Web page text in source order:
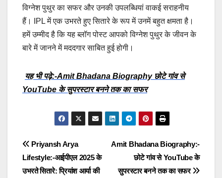
विग्नेश पुथुर का सफर और उनकी उपलब्धियां वाकई सराहनीय
हैं। IPL में एक उभरते हुए सितारे के रूप में उनमें बहुत क्षमता है।
हमें उम्मीद है कि यह ब्लॉग पोस्ट आपको विग्नेश पुथुर के जीवन के
बारे में जानने में मददगार साबित हुई होगी।
यह भी पढ़े:-Amit Bhadana Biography छोटे गांव से
YouTube के सुपरस्टार बनने तक का सफर
Post
navigation
Amit Bhadana Biography:-
छोटे गांव से YouTube के
सुपरस्टार बनने तक का सफर
Priyansh Arya
Lifestyle:-आईपीएल 2025 के
उभरते सितारे: प्रियांश आर्या की